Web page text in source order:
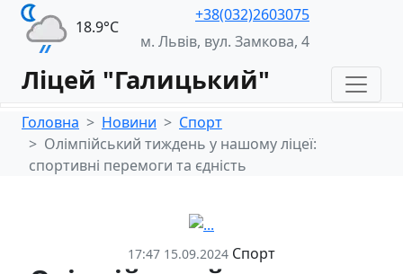
18.9°С
+38(032)2603075
м. Львів, вул. Замкова, 4
Ліцей "Галицький"
Головна Новини
Спорт
Олімпійський тиждень у нашому ліцеї:
спортивні перемоги та єдність
17:47 15.09.2024 Спорт